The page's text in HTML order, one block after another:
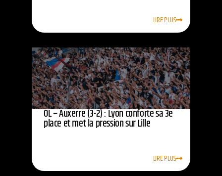
LIRE PLUS
OL – Auxerre (3-2) : Lyon conforte sa 3e
place et met la pression sur Lille
LIRE PLUS